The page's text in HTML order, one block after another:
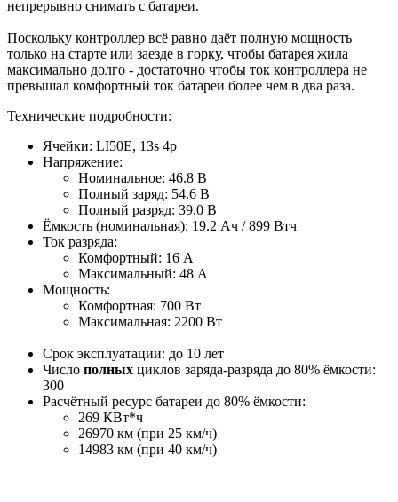
непрерывно снимать с батареи.
Поскольку контроллер всё равно даёт полную мощность
только на старте или заезде в горку, чтобы батарея жила
максимально долго - достаточно чтобы ток контроллера не
превышал комфортный ток батареи более чем в два раза.
Технические подробности:
Ячейки: LI50E, 13s 4p
Напряжение:
Номинальное: 46.8 В
Полный заряд: 54.6 В
Полный разряд: 39.0 В
Ёмкость (номинальная): 19.2 Ач / 899 Втч
Ток разряда:
Комфортный: 16 A
Максимальный: 48 A
Мощность:
Комфортная: 700 Вт
Максимальная: 2200 Вт
Срок эксплуатации: до 10 лет
Число полных циклов заряда-разряда до 80% ёмкости:
300
Расчётный ресурс батареи до 80% ёмкости:
269 КВт*ч
26970 км (при 25 км/ч)
14983 км (при 40 км/ч)